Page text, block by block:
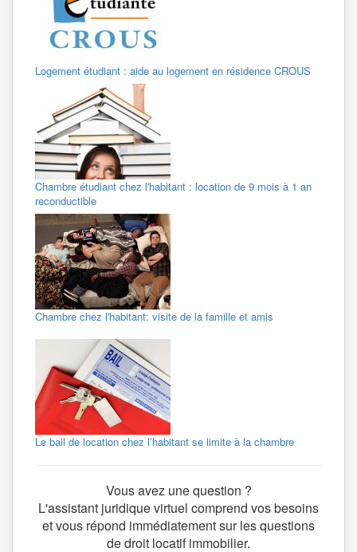
Logement étudiant : aide au logement en résidence CROUS
Chambre étudiant chez l'habitant : location de 9 mois à 1 an
reconductible
Chambre chez l'habitant: visite de la famille et amis
Le bail de location chez l’habitant se limite à la chambre
Vous avez une question ?
L'assistant juridique virtuel comprend vos besoins
et vous répond immédiatement sur les questions
de droit locatif immobilier.